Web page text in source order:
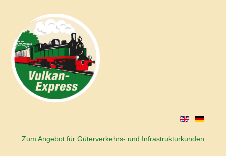
Zum Angebot für Güterverkehrs- und Infrastrukturkunden